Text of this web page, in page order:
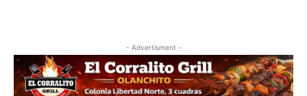
- Advertisment -